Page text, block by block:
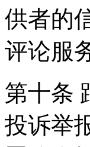
供者的
评论服
第十条
投诉举